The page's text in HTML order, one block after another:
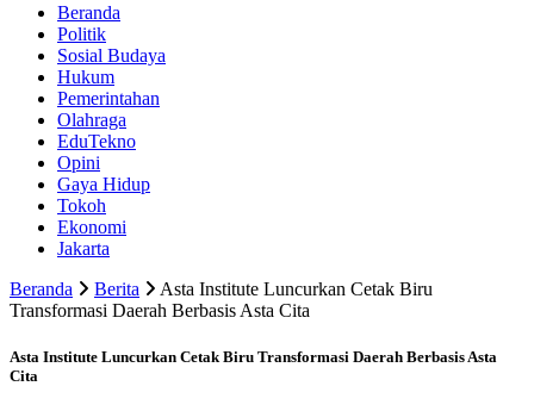
Beranda
Politik
Sosial Budaya
Hukum
Pemerintahan
Olahraga
EduTekno
Opini
Gaya Hidup
Tokoh
Ekonomi
Jakarta
Beranda
Berita
Asta Institute Luncurkan Cetak Biru
Transformasi Daerah Berbasis Asta Cita
Asta Institute Luncurkan Cetak Biru Transformasi Daerah Berbasis Asta
Cita